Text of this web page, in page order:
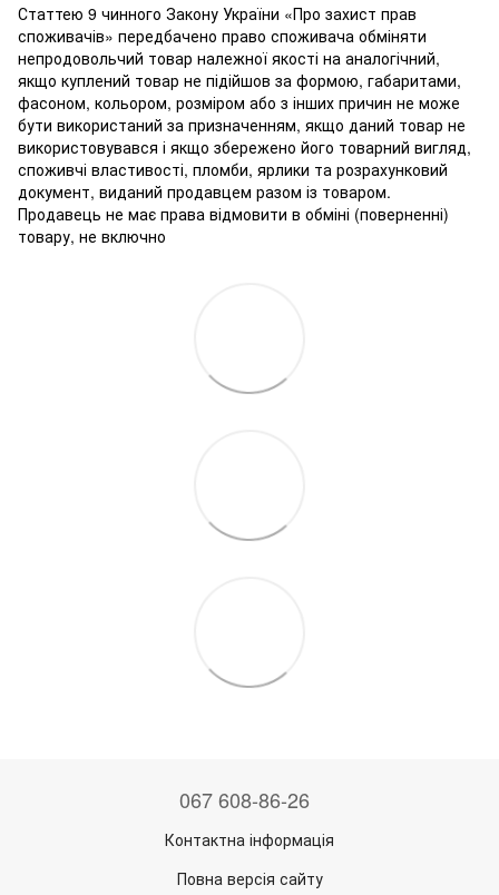
Статтею 9 чинного Закону України «Про захист прав
споживачів» передбачено право споживача обміняти
непродовольчий товар належної якості на аналогічний,
якщо куплений товар не підійшов за формою, габаритами,
фасоном, кольором, розміром або з інших причин не може
бути використаний за призначенням, якщо даний товар не
використовувався і якщо збережено його товарний вигляд,
споживчі властивості, пломби, ярлики та розрахунковий
документ, виданий продавцем разом із товаром.
Продавець не має права відмовити в обміні (поверненні)
товару, не включно
067 608-86-26
Контактна інформація
Повна версія сайту